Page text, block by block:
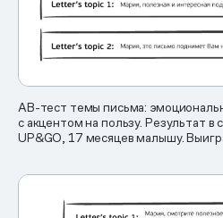
AB-тест темы письма:
с акцентом на пользу. Результат в
UP&GO, 17 месяцев малышу.